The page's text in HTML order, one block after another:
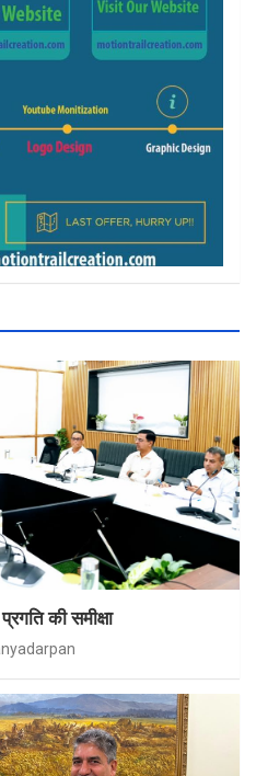
की समीक्षा